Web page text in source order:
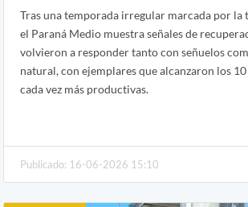
Tras una temporada irregular marcada por la
el Paraná Medio muestra señales de
volvieron a responder tanto con señuelos
natural, con ejemplares que alcanzaron los
cada vez más productivas.
Publicado: 16-06-2026 15:10